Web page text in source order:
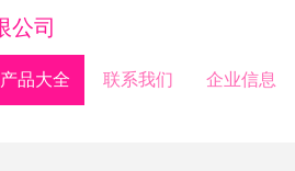
公司
产品大全 联系我们 企业信息